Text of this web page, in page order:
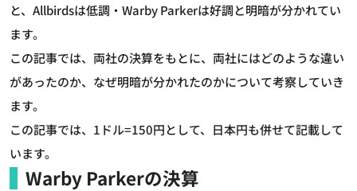
と、Allbirdsは低調・Warby Parkerは好調と明暗が分かれてい
ます。
この記事では、両社の決算をもとに、両社にはどのような違い
があったのか、なぜ明暗が分かれたのかについて考察していき
ます。
この記事では、1ドル=150円として、日本円も併せて記載して
います。
Warby Parkerの決算